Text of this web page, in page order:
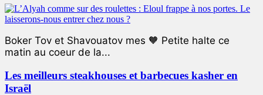
Boker Tov et Shavouatov mes 🧡 Petite halte ce
matin au coeur de la...
Les meilleurs steakhouses et barbecues kasher en
Israël